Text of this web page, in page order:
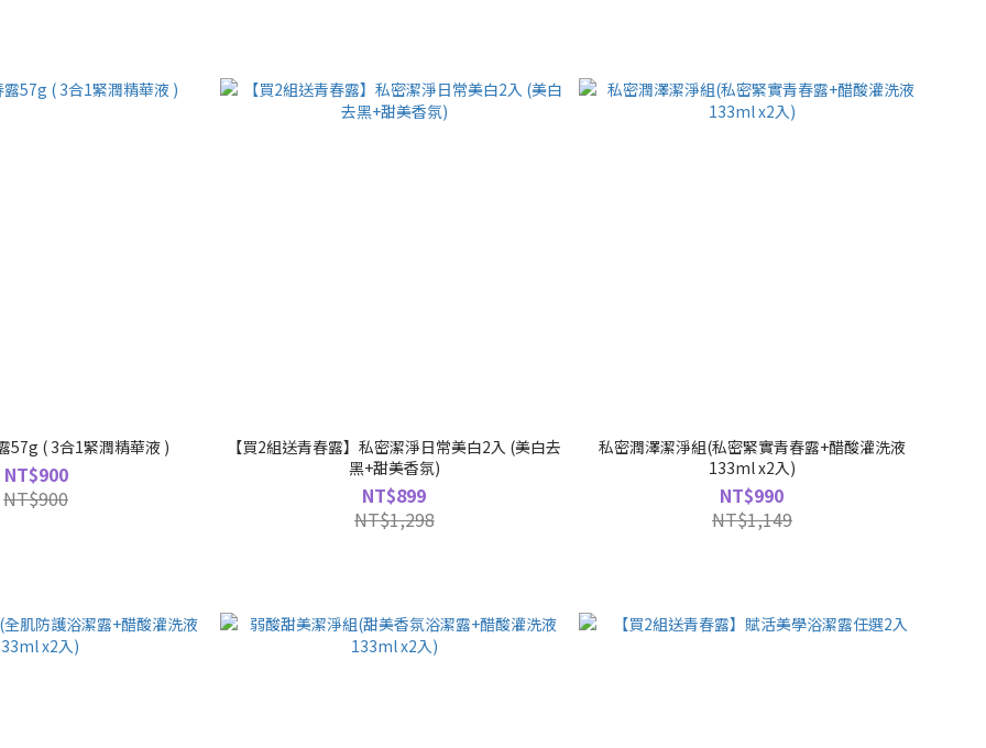
57g ( 3合1緊潤精華液 )
NT$900
NT$900
【買2組送青春露】私密潔淨日常美白2入 (美白去
黑+甜美香氛)
NT$899
NT$1,298
私密潤澤潔淨組(私密緊實青春露+醋酸灌洗液
133ml x2入)
NT$990
NT$1,149